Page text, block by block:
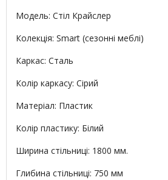
Модель: Стіл Крайслер
Колекція: Smart (сезонні меблі)
Каркас: Сталь
Колір каркасу: Сірий
Матеріал: Пластик
Колір пластику: Білий
Ширина стільниці: 1800 мм.
Глибина стільниці: 750 мм